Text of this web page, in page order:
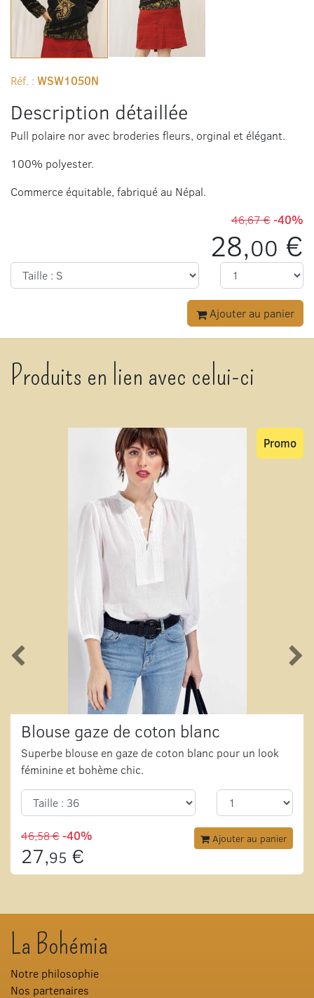
Réf. : WSW1050N
Description détaillée
Pull polaire nor avec broderies fleurs, orginal et élégant.
100% polyester.
Commerce équitable, fabriqué au Népal.
46,67 €-40%
28,00 €
Ajouter au panier
Produits en lien avec celui-ci
Blouse gaze de coton blanc
Superbe blouse en gaze de coton blanc pour un look
féminine et bohème chic.
Promo
46,58 €-40%
27,95 €
Ajouter au panier
La Bohémia
Notre philosophie
Nos partenaires